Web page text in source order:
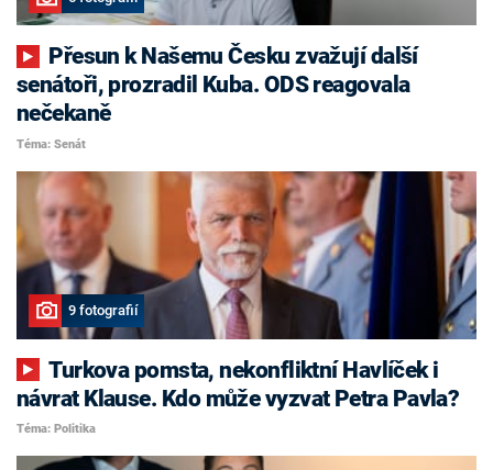
senátoři, prozradil Kuba. ODS reagovala
nečekaně
Téma: Senát
9 fotografií
Turkova pomsta, nekonfliktní Havlíček i
návrat Klause. Kdo může vyzvat Petra Pavla?
Téma: Politika